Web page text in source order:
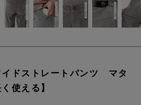
ム
イドストレートパンツ マタ
使える】